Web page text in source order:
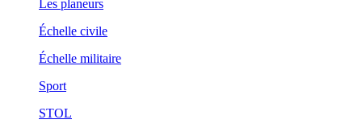
Les planeurs
Échelle civile
Échelle militaire
Sport
STOL